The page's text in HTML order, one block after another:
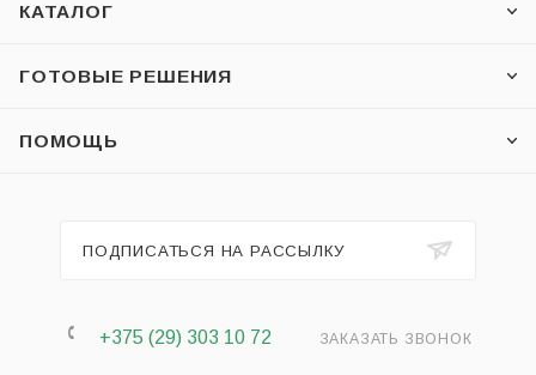
КАТАЛОГ
ГОТОВЫЕ РЕШЕНИЯ
ПОМОЩЬ
ПОДПИСАТЬСЯ НА РАССЫЛКУ
+375 (29) 303 10 72 ЗАКАЗАТЬ ЗВОНОК